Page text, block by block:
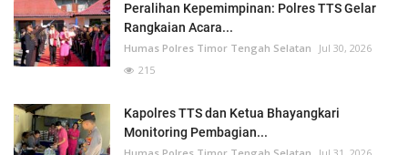
Peralihan Kepemimpinan: Polres TTS Gelar
Rangkaian Acara...
Humas Polres Timor Tengah Selatan
Jul 30, 2026
215
Kapolres TTS dan Ketua Bhayangkari
Monitoring Pembagian...